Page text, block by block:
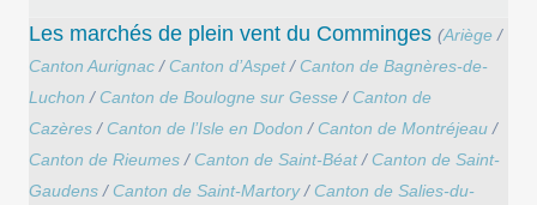
Les marchés de plein vent du Comminges (Ariège/
Canton Aurignac/ Canton d’Aspet/ Canton de Bagnères-de-
Luchon / Canton de Boulogne sur Gesse/ Canton de
Cazères/ Canton de l’Isle en Dodon / Canton de Montréjeau/
Canton de Rieumes/ Canton de Saint-Béat/ Canton de Saint-
Gaudens/ Canton de Saint-Martory/ Canton de Salies-du-